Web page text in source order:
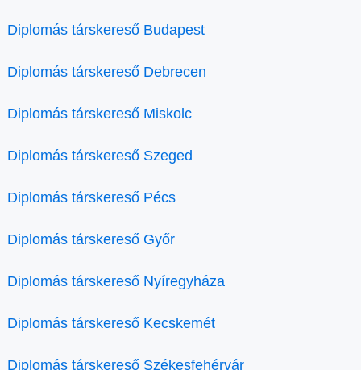
Diplomás társkereső Budapest
Diplomás társkereső Debrecen
Diplomás társkereső Miskolc
Diplomás társkereső Szeged
Diplomás társkereső Pécs
Diplomás társkereső Győr
Diplomás társkereső Nyíregyháza
Diplomás társkereső Kecskemét
Diplomás társkereső Székesfehérvár